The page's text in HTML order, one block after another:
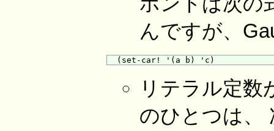
んですが、
リテラル定数
のひとつは、